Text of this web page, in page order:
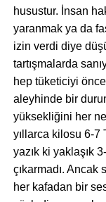
husustur. İnsan
yaranmak ya da
izin verdi diye
tartışmalarda
hep tüketiciyi
aleyhinde bir
yüksekliğini her
yıllarca kilosu 6-7
yazık ki yaklaşık
çıkarmadı. Ancak
her kafadan bir